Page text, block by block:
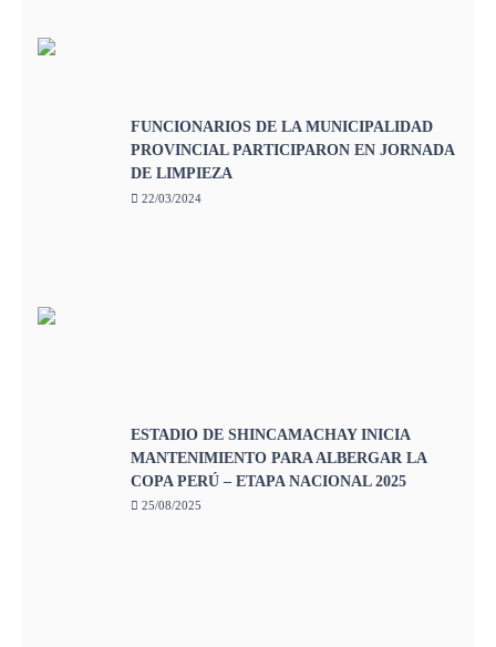
FUNCIONARIOS DE LA MUNICIPALIDAD
PROVINCIAL PARTICIPARON EN JORNADA
DE LIMPIEZA
22/03/2024
ESTADIO DE SHINCAMACHAY INICIA
MANTENIMIENTO PARA ALBERGAR LA
COPA PERÚ – ETAPA NACIONAL 2025
25/08/2025